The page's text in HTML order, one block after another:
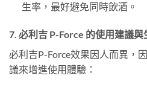
生率，最好避免同時飲酒。
7. 必利吉 P-Force 的使用建議與
必利吉P-Force效果因人而異，
議來增進使用體驗：